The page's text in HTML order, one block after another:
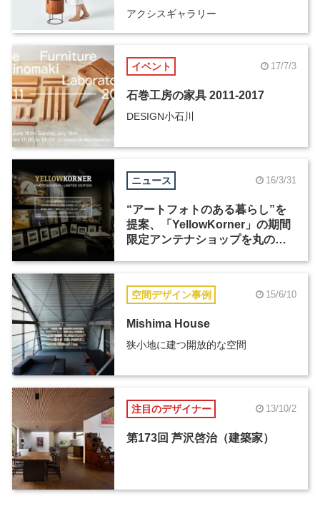
アクシスギャラリー
イベント 17/7/3
石巻工房の家具 2011-2017
DESIGN小石川
ニュース 16/3/31
“アートフォトのある暮らし”を
提案、「YellowKorner」の期間
限定アンテナショップを丸の内
空間デザイン事例 15/6/10
Mishima House
狭小地に建つ開放的な空間
注目のデザイナー 13/10/2
第173回 芦沢啓治（建築家）